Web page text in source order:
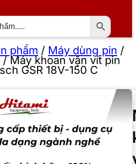
phẩm / Máy dùng pin /
/Máy khoan vặn vít pin
GSR 18V-150 C